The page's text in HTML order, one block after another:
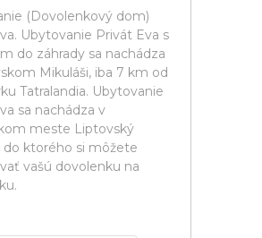
(Dovolenkový dom)
Ubytovanie Privát Eva s
do záhrady sa nachádza
Mikuláši, iba 7 km od
Tatralandia. Ubytovanie
sa nachádza v
meste Liptovský
do ktorého si môžete
vašú dovolenku na